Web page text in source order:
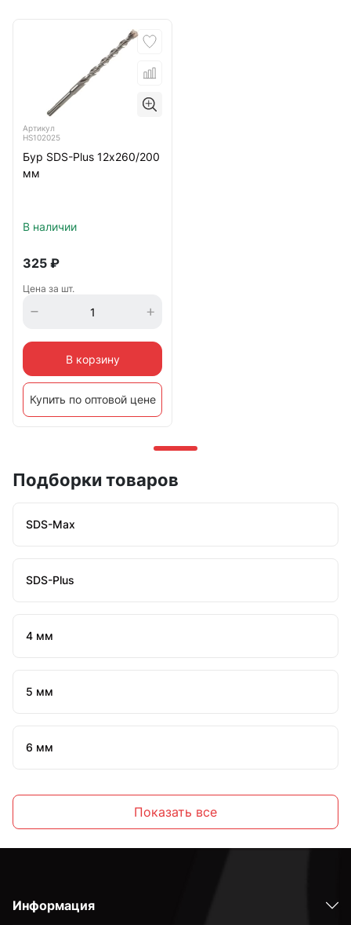
Артикул
HS102025
Бур SDS-Plus 12х260/200
мм
В наличии
325 ₽
Цена за шт.
В корзину
Купить по оптовой цене
Подборки товаров
SDS-Max
SDS-Plus
4 мм
5 мм
6 мм
10 мм
Показать все
Информация